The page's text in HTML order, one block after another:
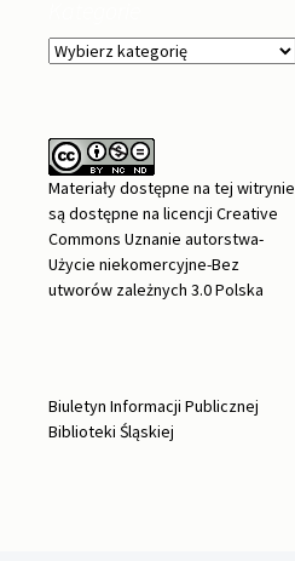
Kategorie
Materiały dostępne na tej witrynie
są dostępne na licencji Creative
Commons Uznanie autorstwa-
Użycie niekomercyjne-Bez
utworów zależnych 3.0 Polska
Biuletyn Informacji Publicznej
Biblioteki Śląskiej